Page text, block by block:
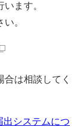
ます。
。
は相談してく
出システムにつ